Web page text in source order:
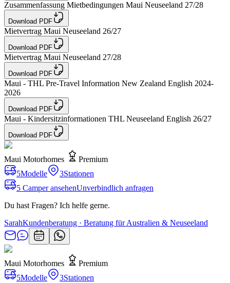
Zusammenfassung Mietbedingungen Maui Neuseeland 27/28
Download PDF
Mietvertrag Maui Neuseeland 26/27
Download PDF
Mietvertrag Maui Neuseeland 27/28
Download PDF
Maui - THL Pre-Travel Information New Zealand English 2024-
2026
Download PDF
Maui - Kindersitzinformationen THL Neuseeland English 26/27
Download PDF
Maui Motorhomes
Premium
5Modelle 3Stationen
5 Camper ansehenUnverbindlich anfragen
Du hast Fragen? Ich helfe gerne.
SarahKundenberatung · Beratung für Australien & Neuseeland
Maui Motorhomes
Premium
5Modelle 3Stationen